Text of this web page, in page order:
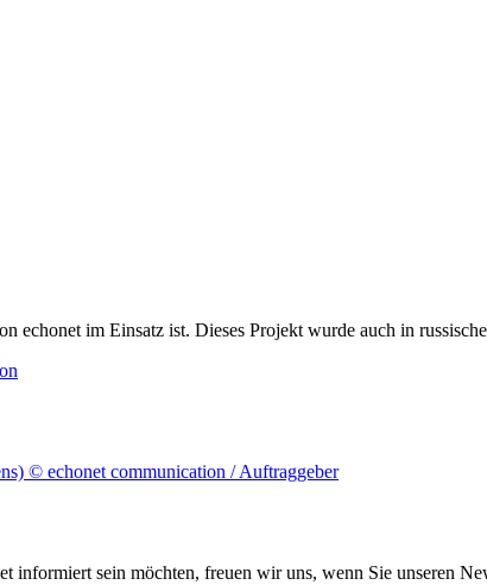
echonet im Einsatz ist. Dieses Projekt wurde auch in
sein möchten, freuen wir uns, wenn Sie unseren